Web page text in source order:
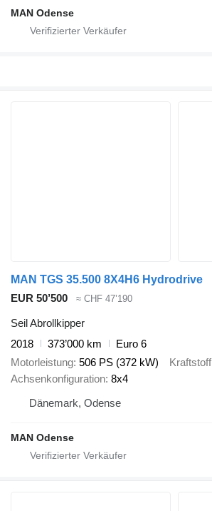
MAN Odense
MAN TGS 35.500 8X4H6 Hydrodrive
EUR 50’500
≈ CHF 47’190
Seil Abrollkipper
2018
373’000 km
Euro 6
Motorleistung 506 PS (372 kW) Kraftstoff
Achsenkonfiguration 8x4
Dänemark, Odense
MAN Odense